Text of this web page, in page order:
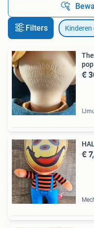
Filters Kinderen
€
€